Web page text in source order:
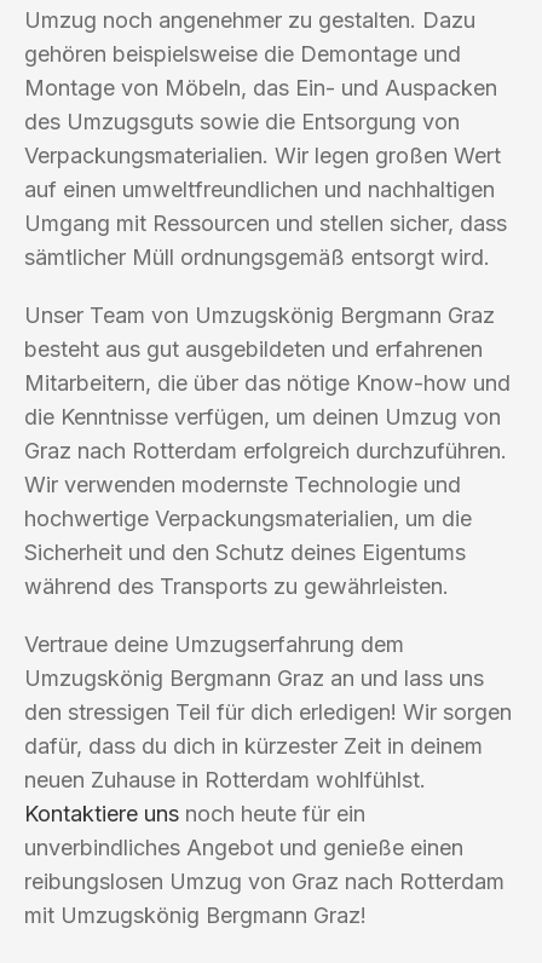
Umzug noch angenehmer zu gestalten. Dazu
gehören beispielsweise die Demontage und
Montage von Möbeln, das Ein- und Auspacken
des Umzugsguts sowie die Entsorgung von
Verpackungsmaterialien. Wir legen großen Wert
auf einen umweltfreundlichen und nachhaltigen
Umgang mit Ressourcen und stellen sicher, dass
sämtlicher Müll ordnungsgemäß entsorgt wird.
Unser Team von Umzugskönig Bergmann Graz
besteht aus gut ausgebildeten und erfahrenen
Mitarbeitern, die über das nötige Know-how und
die Kenntnisse verfügen, um deinen Umzug von
Graz nach Rotterdam erfolgreich durchzuführen.
Wir verwenden modernste Technologie und
hochwertige Verpackungsmaterialien, um die
Sicherheit und den Schutz deines Eigentums
während des Transports zu gewährleisten.
Vertraue deine Umzugserfahrung dem
Umzugskönig Bergmann Graz an und lass uns
den stressigen Teil für dich erledigen! Wir sorgen
dafür, dass du dich in kürzester Zeit in deinem
neuen Zuhause in Rotterdam wohlfühlst.
Kontaktiere uns noch heute für ein
unverbindliches Angebot und genieße einen
reibungslosen Umzug von Graz nach Rotterdam
mit Umzugskönig Bergmann Graz!